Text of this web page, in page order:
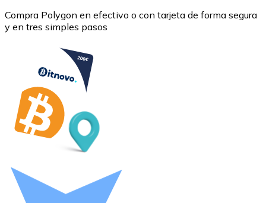
Litecoin
LTC
Compra Polygon en efectivo o con tarjeta de forma segura
y en tres simples pasos